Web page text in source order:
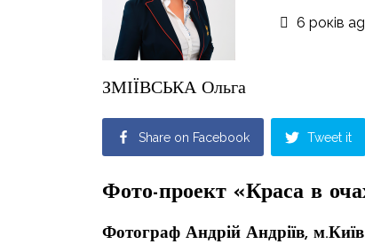
ЗМІЇВСЬКА Ольга
6 років
Share on Facebook Tweet it
Фото-проект «Краса в
Фотограф Андрій Андріїв, м.Київ